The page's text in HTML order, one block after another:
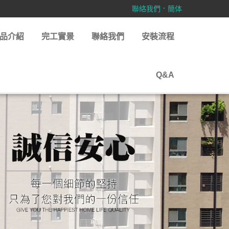
聯絡我們 ． 簡体
介紹 完工實景 聯絡我們 安裝流程
Q&A